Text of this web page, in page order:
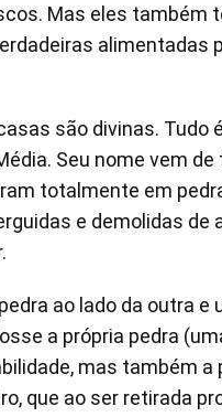
Mas eles também
alimentadas
são divinas. Tudo
Seu nome vem de
totalmente em
e demolidas de
ao lado da outra e
a própria pedra
mas também a
que ao ser retirada